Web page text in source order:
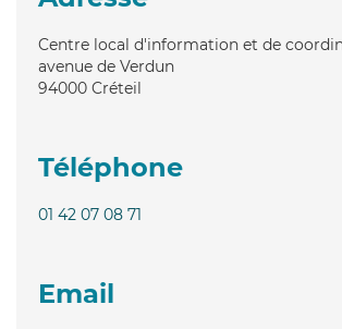
Centre local d'information et de
avenue de Verdun
94000 Créteil
Téléphone
01 42 07 08 71
Email